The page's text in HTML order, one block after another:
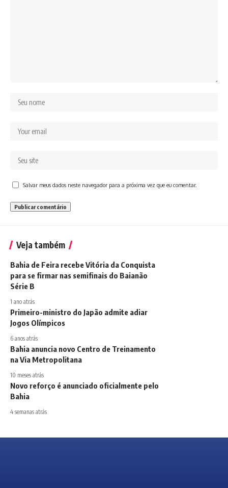
Salvar meus dados neste navegador para a próxima vez que eu comentar.
Veja também
Bahia de Feira recebe Vitória da Conquista
para se firmar nas semifinais do Baianão
Série B
1 ano atrás
Primeiro-ministro do Japão admite adiar
Jogos Olímpicos
6 anos atrás
Bahia anuncia novo Centro de Treinamento
na Via Metropolitana
10 meses atrás
Novo reforço é anunciado oficialmente pelo
Bahia
4 semanas atrás